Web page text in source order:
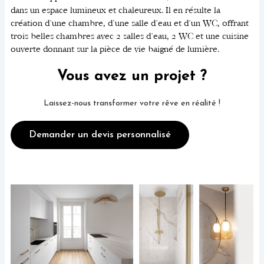
dans un espace lumineux et chaleureux. Il en résulte la
création d'une chambre, d'une salle d'eau et d'un WC, offrant
trois belles chambres avec 2 salles d'eau, 2 WC et une cuisine
ouverte donnant sur la pièce de vie baigné de lumière.
Vous avez un projet ?
Laissez-nous transformer votre rêve en réalité !
Demander un devis personnalisé